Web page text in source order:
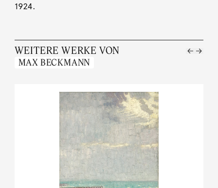
1924.
WEITERE WERKE VON
MAX BECKMANN